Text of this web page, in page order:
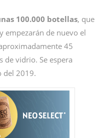
100.000 botellas, que
empezarán de nuevo el
45
de vidrio. Se espera
del 2019.